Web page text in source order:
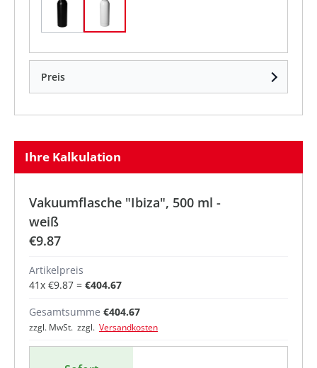
Schwarz Weiß
Preis
Ihre Kalkulation
Vakuumflasche "Ibiza", 500 ml -
weiß
€9.87
Artikelpreis
41x €9.87 = €404.67
Gesamtsumme €404.67
zzgl. MwSt. zzgl. Versandkosten